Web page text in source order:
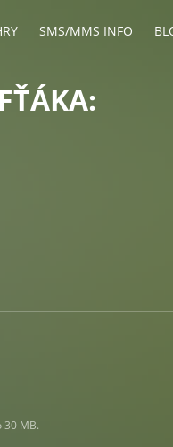
SMS/MMS INFO
30 MB.